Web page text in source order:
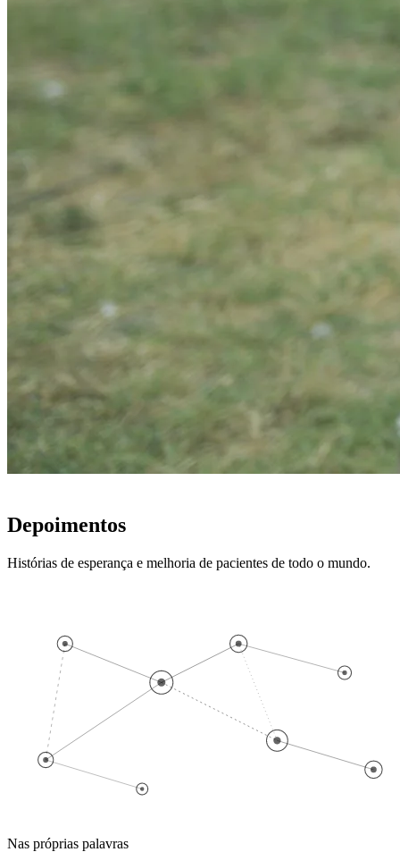
Depoimentos
Histórias de esperança e melhoria de pacientes de todo o mundo.
Nas próprias palavras